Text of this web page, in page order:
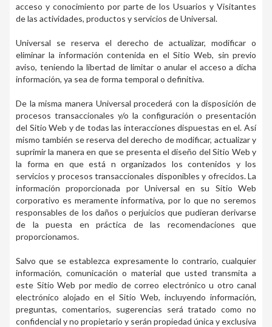
acceso y conocimiento por parte de los Usuarios y Visitantes
de las actividades, productos y servicios de Universal.
Universal se reserva el derecho de actualizar, modificar o
eliminar la información contenida en el Sitio Web, sin previo
aviso, teniendo la libertad de limitar o anular el acceso a dicha
información, ya sea de forma temporal o definitiva.
De la misma manera Universal procederá con la disposición de
procesos transaccionales y/o la configuración o presentación
del Sitio Web y de todas las interacciones dispuestas en el. Así
mismo también se reserva del derecho de modificar, actualizar y
suprimir la manera en que se presenta el diseño del Sitio Web y
la forma en que está n organizados los contenidos y los
servicios y procesos transaccionales disponibles y ofrecidos. La
información proporcionada por Universal en su Sitio Web
corporativo es meramente informativa, por lo que no seremos
responsables de los daños o perjuicios que pudieran derivarse
de la puesta en práctica de las recomendaciones que
proporcionamos.
Salvo que se establezca expresamente lo contrario, cualquier
información, comunicación o material que usted transmita a
este Sitio Web por medio de correo electrónico u otro canal
electrónico alojado en el Sitio Web, incluyendo información,
preguntas, comentarios, sugerencias será tratado como no
confidencial y no propietario y serán propiedad única y exclusiva